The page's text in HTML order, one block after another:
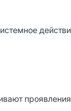
проявления